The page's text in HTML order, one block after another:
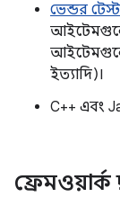
ভেন্ডর
ইত্যাদি)।
C++ এবং
ফ্রেমওয়ার্ক